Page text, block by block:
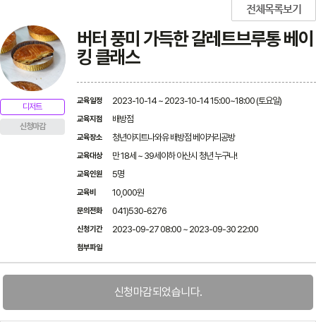
디저트
신청마감
버터 풍미 가득한 갈레트브루통 베이
킹 클래스
전체목록보기
교육일정 2023-10-14 ~ 2023-10-14 15:00~18:00 (토요일)
교육지점 배방점
교육장소 청년아지트나와유 배방점 베이커리공방
교육대상 만 18세 ~ 39세이하 아산시 청년 누구나!
교육인원 5명
교육비 10,000원
문의전화 041)530-6276
신청기간 2023-09-27 08:00 ~ 2023-09-30 22:00
첨부파일
신청마감되었습니다.